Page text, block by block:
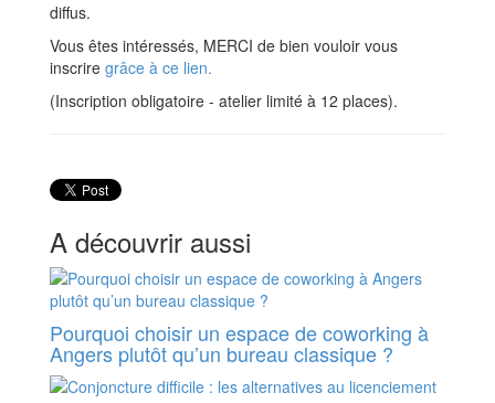
diffus.
Vous êtes intéressés, MERCI de bien vouloir vous
inscrire grâce à ce lien.
(Inscription obligatoire - atelier limité à 12 places).
A découvrir aussi
Pourquoi choisir un espace de coworking à
Angers plutôt qu’un bureau classique ?